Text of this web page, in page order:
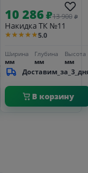
10 286₽13 900 ₽
Накидка ТК №11
★★★★★5.0
Ширина
мм
Глубина
мм
Высота
мм
В корзину